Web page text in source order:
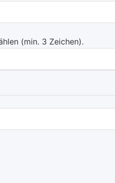
(min. 3 Zeichen).